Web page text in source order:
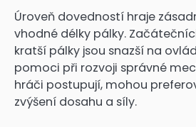
Úroveň dovedností hraje
vhodné délky pálky.
kratší pálky jsou snazší na
pomoci při rozvoji správné
hráči postupují, mohou
zvýšení dosahu a síly.